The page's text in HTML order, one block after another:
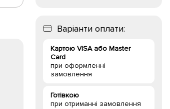
Варіанти оплати:
Картою VISA або Master
Card
при оформленні
замовлення
Готівкою
при отриманні замовлення